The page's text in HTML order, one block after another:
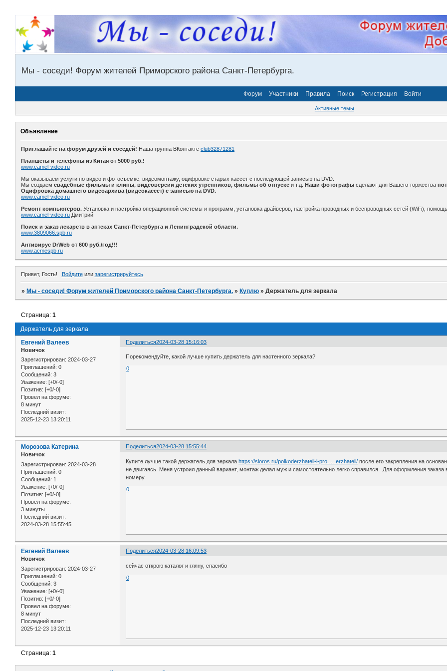
Мы - соседи! Форум жителей Приморского района Санкт-Петербурга.
Форум Участники Правила Поиск Регистрация Войти
Активные темы
Объявление
Приглашайте на форум друзей и соседей! Наша группа ВКонтакте club32871281
Планшеты и телефоны из Китая от 5000 руб.!
www.camel-video.ru
Мы оказываем услуги по видео и фотосъемке, видеомонтажу, оцифровке старых кассет с последующей записью на DVD.
Мы создаем свадебные фильмы и клипы, видеоверсии детских утренников, фильмы об отпуске и т.д. Наши фотографы сделают для Вашего торжества
Оцифровка домашнего видеоархива (видеокассет) с записью на DVD.
www.camel-video.ru
Ремонт компьютеров. Установка и настройка операционной системы и программ, установка драйверов, настройка проводных и беспроводных сетей (WiFi),
www.camel-video.ru Дмитрий
Поиск и заказ лекарств в аптеках Санкт-Петербурга и Ленинградской области.
www.3809066.spb.ru
Антивирус DrWeb от 600 руб./год!!!
www.acmespb.ru
Привет, Гость! Войдитеили зарегистрируйтесь.
»Мы - соседи! Форум жителей Приморского района Санкт-Петербурга. »Куплю »Держатель для зеркала
Держатель для зеркала
Страница:1
Поделиться2024-03-28 15:16:03
Евгений Валеев
Новичок
Зарегистрирован: 2024-03-27
Приглашений: 0
Сообщений: 3
Уважение: [+0/-0]
Позитив: [+0/-0]
Провел на форуме:
8 минут
Последний визит:
2025-12-23 13:20:11
Порекомендуйте, какой лучше купить держатель для настенного зеркала?
0
Поделиться2024-03-28 15:55:44
Морозова Катерина
Новичок
Зарегистрирован: 2024-03-28
Приглашений: 0
Сообщений: 1
Уважение: [+0/-0]
Позитив: [+0/-0]
Провел на форуме:
3 минуты
Последний визит:
2024-03-28 15:55:45
Купите лучше такой держатель для зеркалаhttps://sloros.ru/polkoderzhateli-i-pro … erzhateli/ после его закрепления на
не двигаясь. Меня устроил данный вариант, монтаж делал муж и самостоятельно легко справился. Для оформления заказа
номеру.
0
Поделиться2024-03-28 16:09:53
Евгений Валеев
Новичок
Зарегистрирован: 2024-03-27
Приглашений: 0
Сообщений: 3
Уважение: [+0/-0]
Позитив: [+0/-0]
Провел на форуме:
8 минут
Последний визит:
2025-12-23 13:20:11
сейчас открою каталог и гляну, спасибо
0
Страница:1